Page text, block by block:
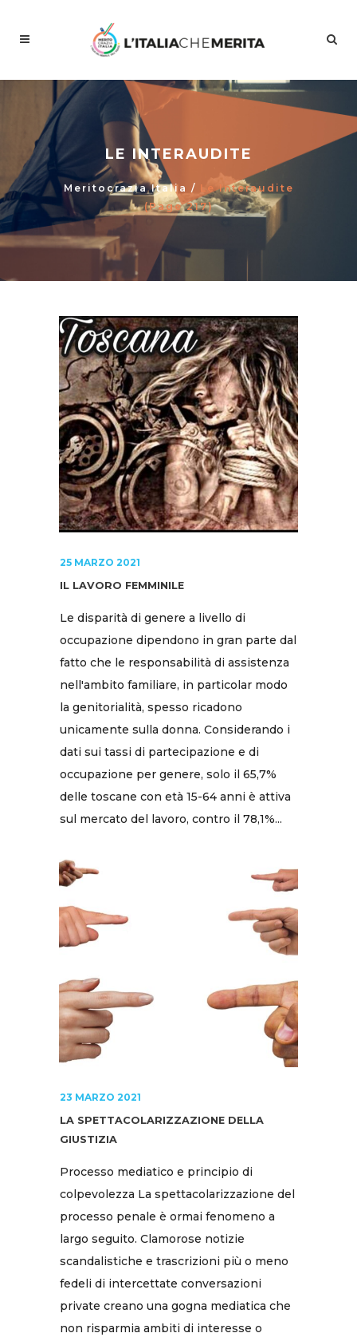
LE INTERAUDITE
Meritocrazia Italia / Le Interaudite
(Page 217)
25 MARZO 2021
IL LAVORO FEMMINILE
Le disparità di genere a livello di
occupazione dipendono in gran parte dal
fatto che le responsabilità di assistenza
nell'ambito familiare, in particolar modo
la genitorialità, spesso ricadono
unicamente sulla donna. Considerando i
dati sui tassi di partecipazione e di
occupazione per genere, solo il 65,7%
delle toscane con età 15-64 anni è attiva
sul mercato del lavoro, contro il 78,1%...
23 MARZO 2021
LA SPETTACOLARIZZAZIONE DELLA
GIUSTIZIA
Processo mediatico e principio di
colpevolezza La spettacolarizzazione del
processo penale è ormai fenomeno a
largo seguito. Clamorose notizie
scandalistiche e trascrizioni più o meno
fedeli di intercettate conversazioni
private creano una gogna mediatica che
non risparmia ambiti di interesse o